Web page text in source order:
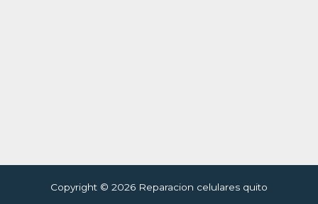
Copyright © 2026 Reparacion celulares quito